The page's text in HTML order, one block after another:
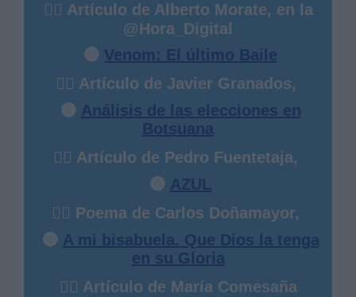
✍🏻 Artículo de Alberto Morate, en la
@Hora_Digital
🔴 Venom: El último Baile
✍🏻 Artículo de Javier Granados,
🔴 Análisis de las elecciones en
Botsuana
✍🏻 Artículo de Pedro Fuentetaja,
🔴 AZUL
✍🏻 Poema de Carlos Doñamayor,
🔴 A mi bisabuela. Que Dios la tenga
en su Gloria
✍🏻 Artículo de María Comesaña